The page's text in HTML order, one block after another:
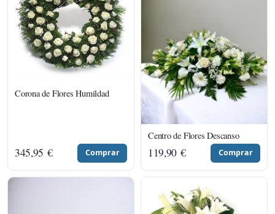
Corona de Flores Humildad
345,95 € Comprar
Centro de Flores Descanso
119,90 € Comprar